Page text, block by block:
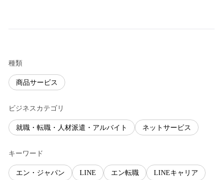
種類
商品サービス
ビジネスカテゴリ
就職・転職・人材派遣・アルバイト ネットサービス
キーワード
エン・ジャパン LINE エン転職 LINEキャリア